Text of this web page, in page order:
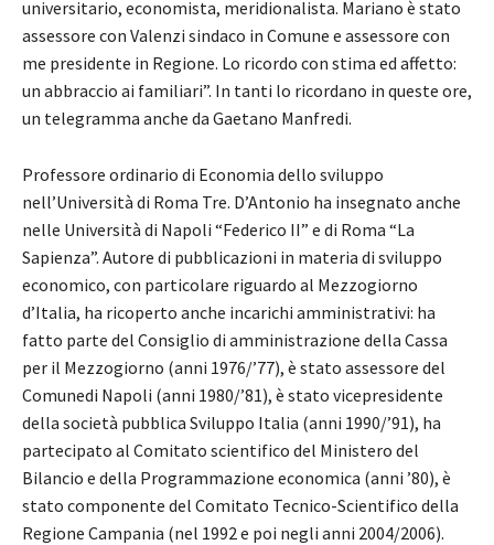
universitario, economista, meridionalista. Mariano è stato
assessore con Valenzi sindaco in Comune e assessore con
me presidente in Regione. Lo ricordo con stima ed affetto:
un abbraccio ai familiari”. In tanti lo ricordano in queste ore,
un telegramma anche da Gaetano Manfredi.
Professore ordinario di Economia dello sviluppo
nell’Università di Roma Tre. D’Antonio ha insegnato anche
nelle Università di Napoli “Federico II” e di Roma “La
Sapienza”. Autore di pubblicazioni in materia di sviluppo
economico, con particolare riguardo al Mezzogiorno
d’Italia, ha ricoperto anche incarichi amministrativi: ha
fatto parte del Consiglio di amministrazione della Cassa
per il Mezzogiorno (anni 1976/’77), è stato assessore del
Comunedi Napoli (anni 1980/’81), è stato vicepresidente
della società pubblica Sviluppo Italia (anni 1990/’91), ha
partecipato al Comitato scientifico del Ministero del
Bilancio e della Programmazione economica (anni ’80), è
stato componente del Comitato Tecnico-Scientifico della
Regione Campania (nel 1992 e poi negli anni 2004/2006).